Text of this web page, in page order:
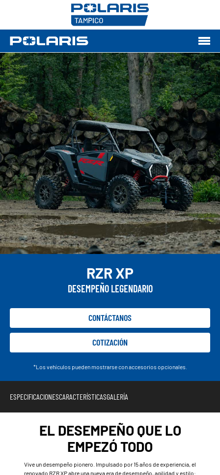
RZR XP
DESEMPEÑO LEGENDARIO
CONTÁCTANOS
COTIZACIÓN
*Los vehículos pueden mostrarse con accesorios opcionales.
ESPECIFICACIONESCARACTERÍSTICASGALERÍA
EL DESEMPEÑO QUE LO
EMPEZÓ TODO
Vive un desempeño pionero. Impulsado por 15 años de experiencia, el
renovado RZR XP abre una nueva era de desempeño, agilidad y estilo: